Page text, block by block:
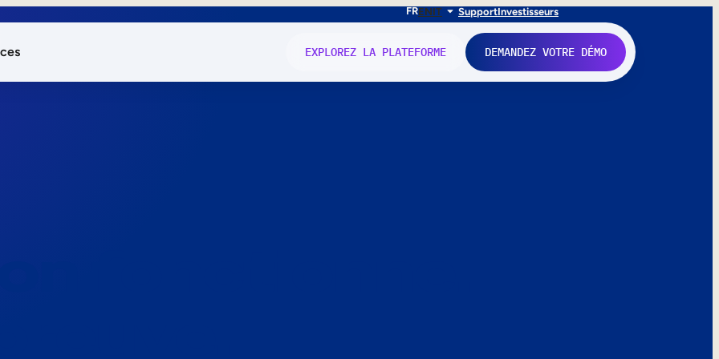
FRENIT SupportInvestisseurs
EXPLOREZ LA PLATEFORME DEMANDEZ VOTRE DÉMO